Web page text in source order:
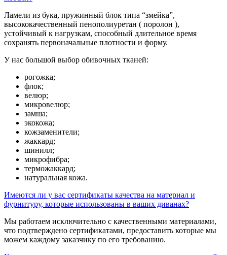
Ламели из бука, пружинный блок типа “змейка”,
высококачественный пенополиуретан ( поролон ),
устойчивый к нагрузкам, способный длительное время
сохранять первоначальные плотности и форму.
У нас большой выбор обивочных тканей:
рогожка;
флок;
велюр;
микровелюр;
замша;
экокожа;
кожзаменители;
жаккард;
шинилл;
микрофибра;
терможаккард;
натуральная кожа.
Имеются ли у вас сертификаты качества на материал и
фурнитуру, которые использованы в ваших диванах?
Мы работаем исключительно с качественными материалами,
что подтверждено сертификатами, предоставить которые мы
можем каждому заказчику по его требованию.